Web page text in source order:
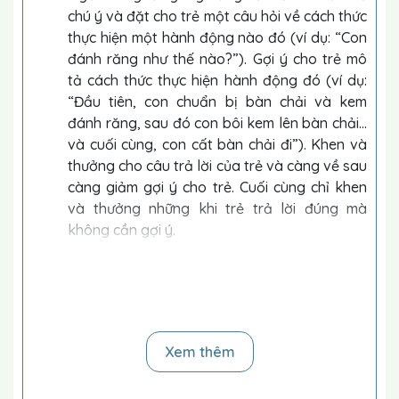
chú ý và đặt cho trẻ một câu hỏi về cách thức
thực hiện một hành động nào đó (ví dụ: “Con
đánh răng như thế nào?”). Gợi ý cho trẻ mô
tả cách thức thực hiện hành động đó (ví dụ:
“Đầu tiên, con chuẩn bị bàn chải và kem
đánh răng, sau đó con bôi kem lên bàn chải...
và cuối cùng, con cất bàn chải đi”). Khen và
thưởng cho câu trả lời của trẻ và càng về sau
càng giảm gợi ý cho trẻ. Cuối cùng chỉ khen
và thưởng những khi trẻ trả lời đúng mà
không cần gợi ý.
Làm mẫu cách thực hiện cho trẻ.
Nếu trẻ biết đọc, hãy sử dụng các gợi ý được viết
sẵn ra giấy (ghi các mô tả cách thức cho trẻ đọc)
Xem thêm